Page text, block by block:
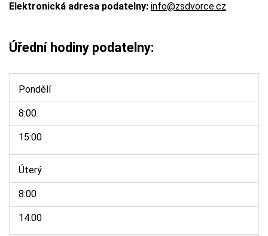
Elektronická adresa podatelny: info@zsdvorce.cz
Úřední hodiny podatelny:
Pondělí
8:00
15:00
Úterý
8:00
14:00